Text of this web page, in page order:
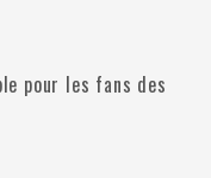
pour les fans des